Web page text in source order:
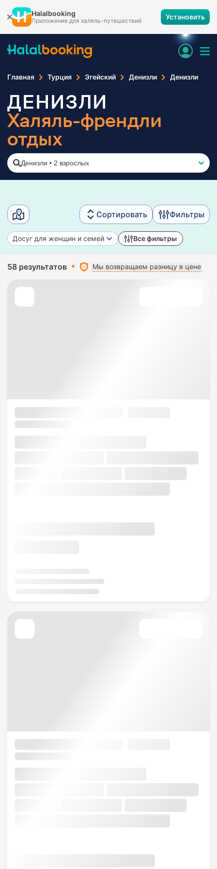
Halalbooking
Приложение для халяль-путешествий Установить
Главная Турция Эгейский Денизли Денизли
ДЕНИЗЛИ
Халяль-френдли
отдых
Денизли • 2 взрослых
Сортировать Фильтры
Досуг для женщин и семей Все фильтры
58 результатов Мы возвращаем разницу в цене